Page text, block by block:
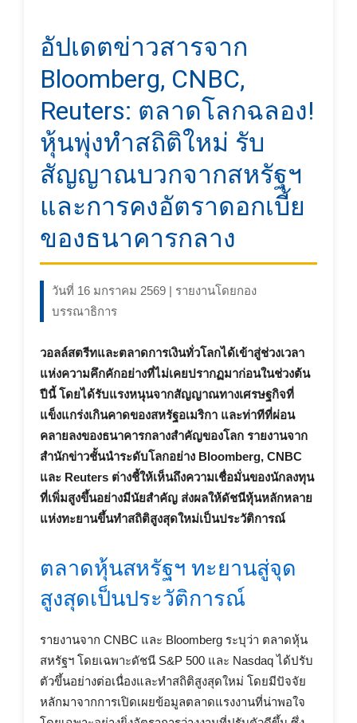
อัปเดตข่าวสารจาก
Bloomberg, CNBC,
Reuters: ตลาดโลกฉลอง!
หุ้นพุ่งทำสถิติใหม่ รับ
สัญญาณบวกจากสหรัฐฯ
และการคงอัตราดอกเบี้ย
ของธนาคารกลาง
วันที่ 16 มกราคม 2569 | รายงานโดยกอง
บรรณาธิการ
วอลล์สตรีทและตลาดการเงินทั่วโลกได้เข้าสู่ช่วงเวลา
แห่งความคึกคักอย่างที่ไม่เคยปรากฏมาก่อนในช่วงต้น
ปีนี้ โดยได้รับแรงหนุนจากสัญญาณทางเศรษฐกิจที่
แข็งแกร่งเกินคาดของสหรัฐอเมริกา และท่าทีที่ผ่อน
คลายลงของธนาคารกลางสำคัญของโลก รายงานจาก
สำนักข่าวชั้นนำระดับโลกอย่าง Bloomberg, CNBC
และ Reuters ต่างชี้ให้เห็นถึงความเชื่อมั่นของนักลงทุน
ที่เพิ่มสูงขึ้นอย่างมีนัยสำคัญ ส่งผลให้ดัชนีหุ้นหลักหลาย
แห่งทะยานขึ้นทำสถิติสูงสุดใหม่เป็นประวัติการณ์
ตลาดหุ้นสหรัฐฯ ทะยานสู่จุด
สูงสุดเป็นประวัติการณ์
รายงานจาก CNBC และ Bloomberg ระบุว่า ตลาดหุ้น
สหรัฐฯ โดยเฉพาะดัชนี S&P 500 และ Nasdaq ได้ปรับ
ตัวขึ้นอย่างต่อเนื่องและทำสถิติสูงสุดใหม่ โดยมีปัจจัย
หลักมาจากการเปิดเผยข้อมูลตลาดแรงงานที่น่าพอใจ